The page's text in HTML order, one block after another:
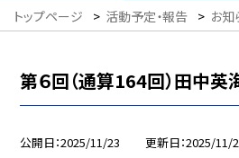
トップページ > 活動予定・報告 > お知
第６回（通算164回）田中英
公開日 2025/11/23 更新日 2025/11/